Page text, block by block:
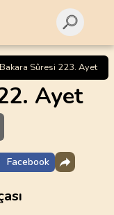
Bakara Sûresi 223. Ayet
Ayet
Facebook